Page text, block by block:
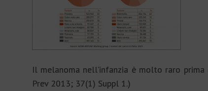
Il melanoma nell’infanzia è molto raro
Prev 2013; 37(1) Suppl 1.)